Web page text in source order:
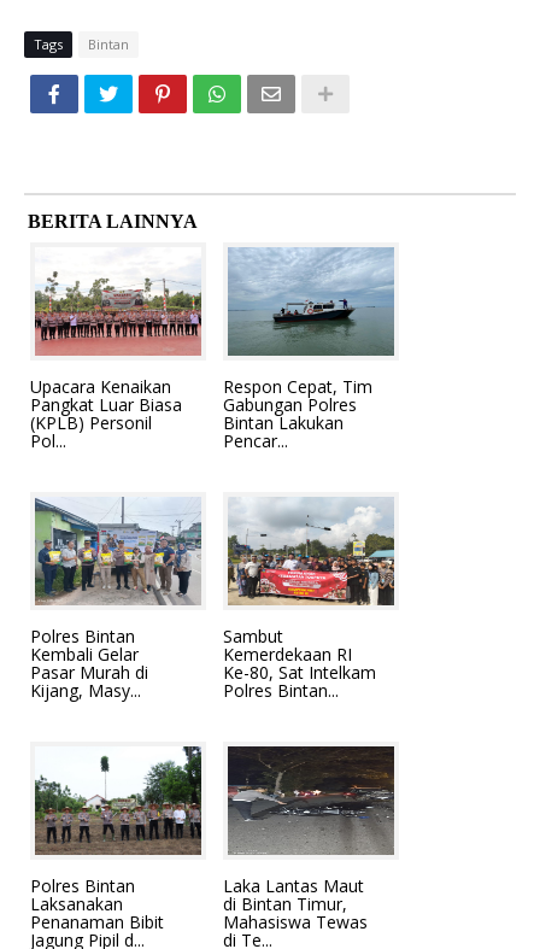
Tags Bintan
BERITA LAINNYA
Upacara Kenaikan
Pangkat Luar Biasa
(KPLB) Personil
Pol...
Respon Cepat, Tim
Gabungan Polres
Bintan Lakukan
Pencar...
Polres Bintan
Kembali Gelar
Pasar Murah di
Kijang, Masy...
Sambut
Kemerdekaan RI
Ke-80, Sat Intelkam
Polres Bintan...
Polres Bintan
Laksanakan
Penanaman Bibit
Jagung Pipil d...
Laka Lantas Maut
di Bintan Timur,
Mahasiswa Tewas
di Te...